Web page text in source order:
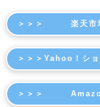
＞＞＞ 楽天
＞＞＞Yahoo！シ
＞＞＞